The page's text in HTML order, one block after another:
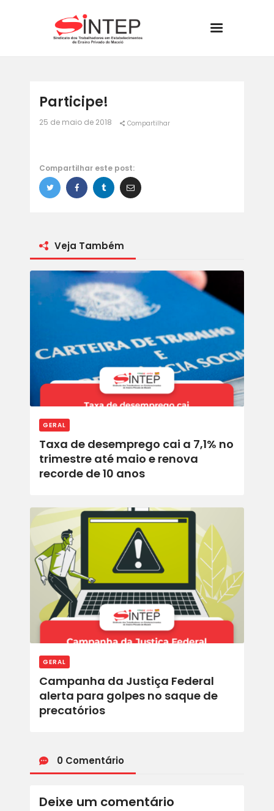
O SINDICATO
BOLETINS
CONVÊNIOS
ACORDOS E CONVENÇÕES
FALE CONOSCO
Participe!
25 de maio de 2018 Compartilhar
Compartilhar este post:
Veja Também
GERAL
Taxa de desemprego cai a 7,1% no
trimestre até maio e renova
recorde de 10 anos
GERAL
Campanha da Justiça Federal
alerta para golpes no saque de
precatórios
0 Comentário
Deixe um comentário